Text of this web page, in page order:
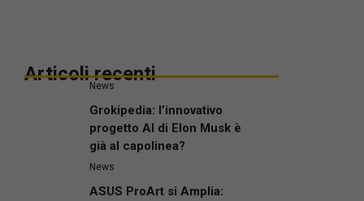
Articoli recenti
News
Grokipedia: l’innovativo
progetto AI di Elon Musk è
già al capolinea?
News
ASUS ProArt si Amplia: